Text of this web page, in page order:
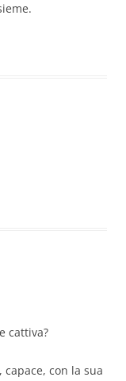
cattiva?
con la sua